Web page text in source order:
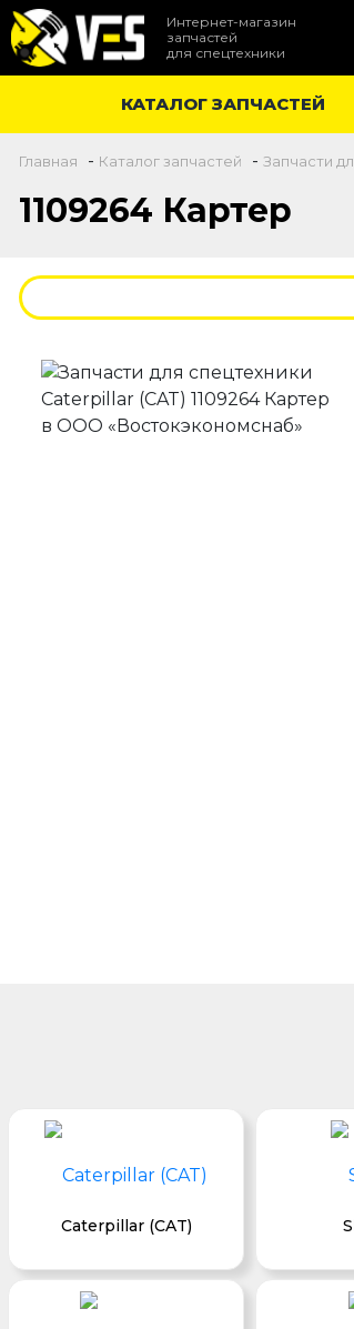
Интернет-магазин
запчастей
для спецтехники
КАТАЛОГ ЗАПЧАСТЕЙ
Главная - Каталог запчастей - Запчасти
1109264 Картер
Caterpillar (CAT)